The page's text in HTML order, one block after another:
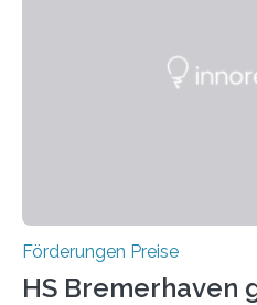
Foundation, des BIAL Award
Förderungen Preise
HS Bremerhaven